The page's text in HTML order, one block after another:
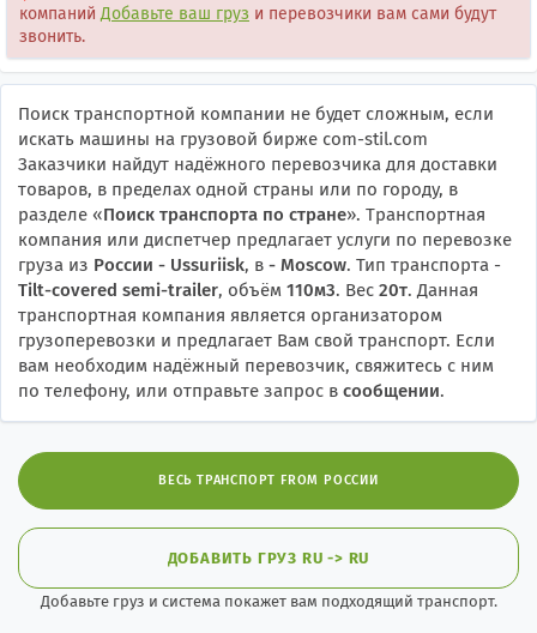
компанийДобавьте ваш груз и перевозчики вам сами будут
звонить.
Поиск транспортной компании не будет сложным, если
искать машины на грузовой бирже com-stil.com
Заказчики найдут надёжного перевозчика для доставки
товаров, в пределах одной страны или по городу, в
разделе «Поиск транспорта по стране». Транспортная
компания или диспетчер предлагает услуги по перевозке
груза из России - Ussuriisk, в - Moscow. Тип транспорта -
Tilt-covered semi-trailer, объём 110м3. Вес 20т. Данная
транспортная компания является организатором
грузоперевозки и предлагает Вам свой транспорт. Если
вам необходим надёжный перевозчик, свяжитесь с ним
по телефону, или отправьте запрос в сообщении.
ВЕСЬ ТРАНСПОРТ FROM РОССИИ
ДОБАВИТЬ ГРУЗ RU -> RU
Добавьте груз и система покажет вам подходящий транспорт.